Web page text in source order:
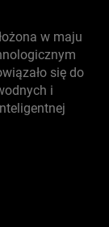
w maju
się do
i